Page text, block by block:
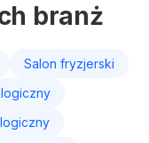
branż
Salon fryzjerski